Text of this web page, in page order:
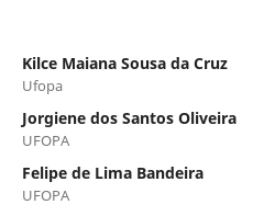
Kilce Maiana Sousa da Cruz
Ufopa
Jorgiene dos Santos Oliveira
UFOPA
Felipe de Lima Bandeira
UFOPA